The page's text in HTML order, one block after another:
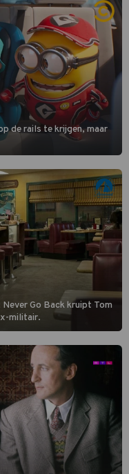
de rails te krijgen, maar
Go Back kruipt Tom
militair.